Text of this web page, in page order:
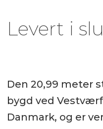
Levert i
Den 20,99 meter
bygd ved
Danmark, og er